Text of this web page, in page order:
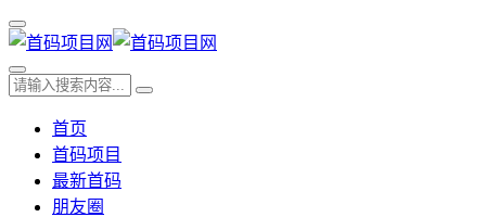
首页
首码项目
最新首码
朋友圈